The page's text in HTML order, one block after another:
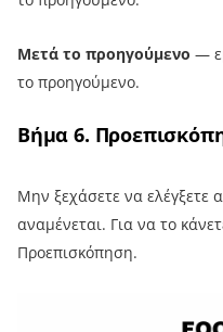
Μετά το προηγούμενο —
το προηγούμενο.
Βήμα 6.
Μην ξεχάσετε να ελέγξετε
αναμένεται. Για να το
Προεπισκόπηση.